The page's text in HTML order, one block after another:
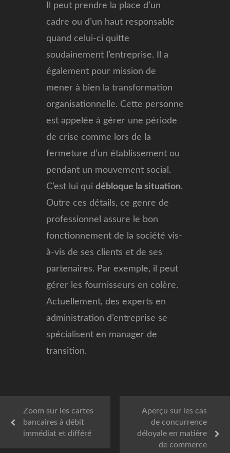
Il peut prendre la place d’un
cadre ou d’un haut responsable
quand celui-ci quitte
soudainement l’entreprise. Il a
également pour mission de
mener à bien la transformation
organisationnelle. Cette personne
est appelée à gérer une période
de crise comme lors de la
fermeture d’un établissement ou
pendant un mouvement social.
C’est lui qui débloque la situation.
Outre ces détails, ce genre de
professionnel assure le bon
fonctionnement de la société vis-
à-vis de ses clients et de ses
partenaires. Par exemple, il peut
gérer les fournisseurs en colère.
Actuellement, des experts en
administration d’entreprise se
spécialisent en manager de
transition.
Zoom sur les cartes
bancaires à débit
immédiat et différé
Aperçu sur les cas
de concurrence
déloyale en matière
de commerce